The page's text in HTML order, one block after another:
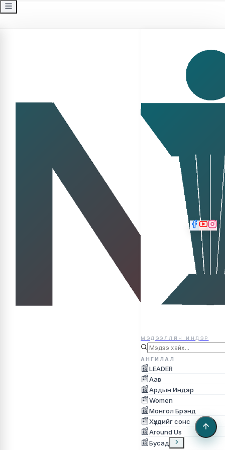
МЭДЭЭЛЛЙН ИНДЭР
АНГИЛАЛ
📰LEADER
📰Аав
📰Ардын Индэр
📰Women
📰Монгол Брэнд
📰Хүүхдийг сонс
📰Around Us
📰Бусад